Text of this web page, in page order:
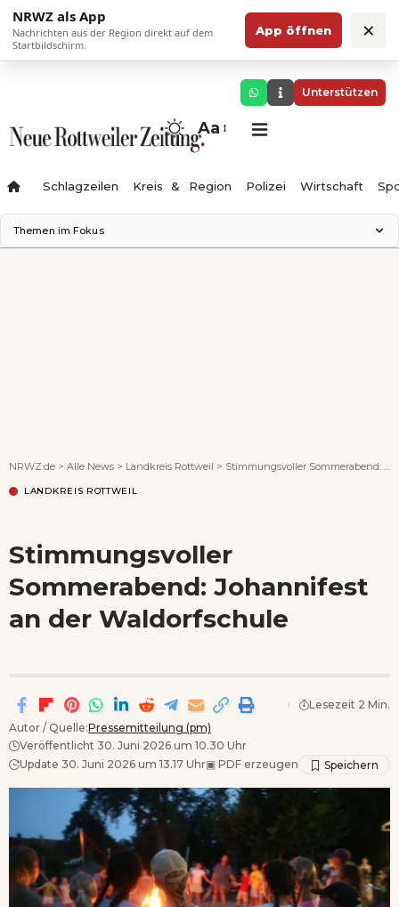
NRWZ als App
Nachrichten aus der Region direkt auf dem
Startbildschirm.
App öffnen ×
Unterstützen
Aa
Schlagzeilen Kreis & Region Polizei Wirtschaft
Themen im Fokus
NRWZ.de > Alle News > Landkreis Rottweil > Stimmungsvoller Sommerabend: Johannifest an der Waldorfschule
LANDKREIS ROTTWEIL
Stimmungsvoller
Sommerabend: Johannifest
an der Waldorfschule
Autor / Quelle:Pressemitteilung (pm)
Veröffentlicht 30. Juni 2026 um 10.30 Uhr
Update 30. Juni 2026 um 13.17 Uhr▣ PDF erzeugen
Lesezeit 2 Min.